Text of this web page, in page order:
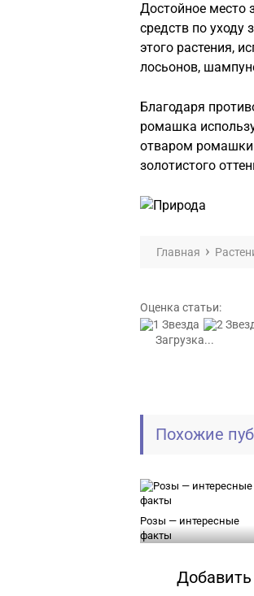
Достойное место
средств по
этого растения,
лосьонов,
Благодаря
ромашка
отваром ромашки
золотистого
Главная
Оценка статьи:
Загрузка...
Похожие
Розы — интересные
факты